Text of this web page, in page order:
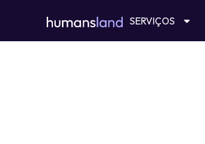
o
SERVIÇOS